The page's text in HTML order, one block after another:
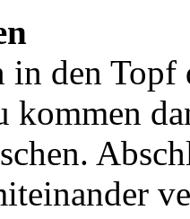
in den Topf
kommen